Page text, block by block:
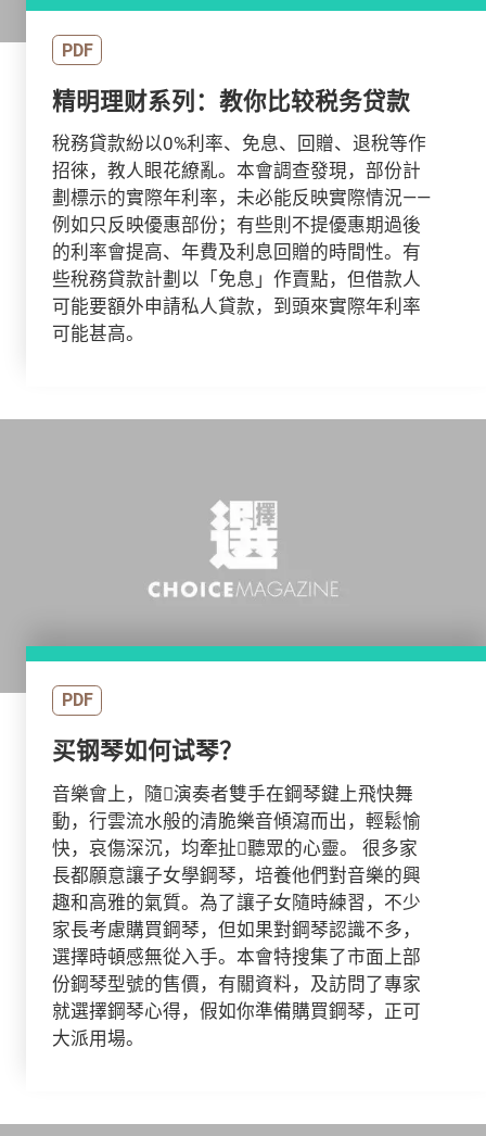
PDF
精明理财系列：教你比较税务贷款
稅務貸款紛以0%利率、免息、回贈、退稅等作
招徠，教人眼花繚亂。本會調查發現，部份計
劃標示的實際年利率，未必能反映實際情況——
例如只反映優惠部份；有些則不提優惠期過後
的利率會提高、年費及利息回贈的時間性。有
些稅務貸款計劃以「免息」作賣點，但借款人
可能要額外申請私人貸款，到頭來實際年利率
可能甚高。
PDF
买钢琴如何试琴？
音樂會上，隨演奏者雙手在鋼琴鍵上飛快舞
動，行雲流水般的清脆樂音傾瀉而出，輕鬆愉
快，哀傷深沉，均牽扯聽眾的心靈。 很多家
長都願意讓子女學鋼琴，培養他們對音樂的興
趣和高雅的氣質。為了讓子女隨時練習，不少
家長考慮購買鋼琴，但如果對鋼琴認識不多，
選擇時頓感無從入手。本會特搜集了市面上部
份鋼琴型號的售價，有關資料，及訪問了專家
就選擇鋼琴心得，假如你準備購買鋼琴，正可
大派用場。